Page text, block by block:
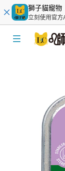
獅子貓寵物
立刻使用官方